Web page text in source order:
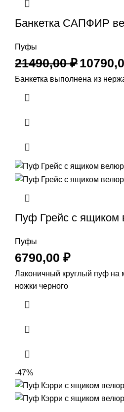
Банкетка САПФИР
Пуфы
21490,00₽
Банкетка выполнена из
Пуф Грейс с ящиком
Пуфы
6790,00 ₽
Лаконичный круглый пуф на
ножки черного
-47%